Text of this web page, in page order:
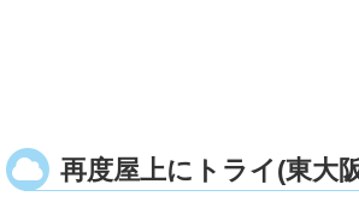
再度屋上にトライ(東大